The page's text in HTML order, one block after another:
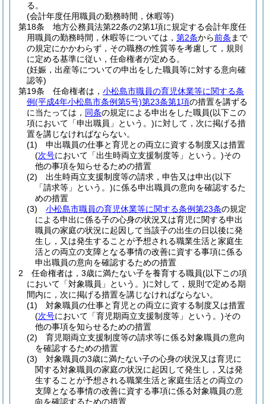
る。
(会計年度任用職員の勤務時間，休暇等)
第18条
地方公務員法第22条の2第1項に規定する会計年度任
用職員の勤務時間，休暇等については， 第2条から前条 まで
の規定にかかわらず，その職務の性質等を考慮して，規則
に定める基準に従い，任命権者が定める。
(妊娠，出産等についての申出をした職員等に対する意向確
認等)
第19条
任命権者は， 小松島市職員の育児休業等に関する条
例(平成4年小松島市条例第5号)第23条第1項の措置を講ずる
に当たっては， 同条の規定による申出をした職員(以下この
項において「申出職員」という。)に対して，次に掲げる措
置を講じなければならない。
(1)
申出職員の仕事と育児との両立に資する制度又は措置
(次号において「出生時両立支援制度等」という。)その
他の事項を知らせるための措置
(2)
出生時両立支援制度等の請求，申告又は申出(以下
「請求等」という。)に係る申出職員の意向を確認するた
めの措置
(3)
小松島市職員の育児休業等に関する条例第23条の規定
による申出に係る子の心身の状況又は育児に関する申出
職員の家庭の状況に起因して当該子の出生の日以後に発
生し，又は発生することが予想される職業生活と家庭生
活との両立の支障となる事情の改善に資する事項に係る
申出職員の意向を確認するための措置
2
任命権者は，3歳に満たない子を養育する職員(以下この項
において「対象職員」という。)に対して，規則で定める期
間内に，次に掲げる措置を講じなければならない。
(1)
対象職員の仕事と育児との両立に資する制度又は措置
(次号において「育児期両立支援制度等」という。)その
他の事項を知らせるための措置
(2)
育児期両立支援制度等の請求等に係る対象職員の意向
を確認するための措置
(3)
対象職員の3歳に満たない子の心身の状況又は育児に
関する対象職員の家庭の状況に起因して発生し，又は発
生することが予想される職業生活と家庭生活との両立の
支障となる事情の改善に資する事項に係る対象職員の意
向を確認するための措置